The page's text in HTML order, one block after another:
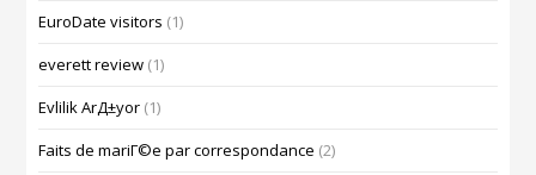
EuroDate visitors (1)
everett review (1)
Evlilik ArД±yor (1)
Faits de mariГ©e par correspondance (2)